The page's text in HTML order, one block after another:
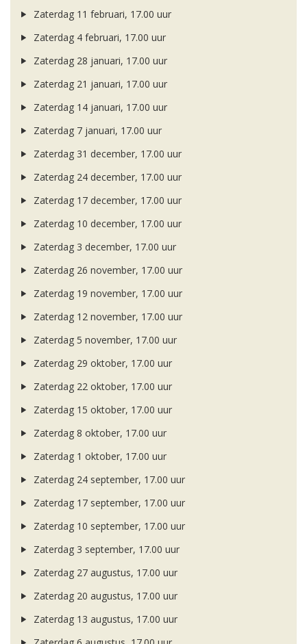
Zaterdag 11 februari, 17.00 uur
Zaterdag 4 februari, 17.00 uur
Zaterdag 28 januari, 17.00 uur
Zaterdag 21 januari, 17.00 uur
Zaterdag 14 januari, 17.00 uur
Zaterdag 7 januari, 17.00 uur
Zaterdag 31 december, 17.00 uur
Zaterdag 24 december, 17.00 uur
Zaterdag 17 december, 17.00 uur
Zaterdag 10 december, 17.00 uur
Zaterdag 3 december, 17.00 uur
Zaterdag 26 november, 17.00 uur
Zaterdag 19 november, 17.00 uur
Zaterdag 12 november, 17.00 uur
Zaterdag 5 november, 17.00 uur
Zaterdag 29 oktober, 17.00 uur
Zaterdag 22 oktober, 17.00 uur
Zaterdag 15 oktober, 17.00 uur
Zaterdag 8 oktober, 17.00 uur
Zaterdag 1 oktober, 17.00 uur
Zaterdag 24 september, 17.00 uur
Zaterdag 17 september, 17.00 uur
Zaterdag 10 september, 17.00 uur
Zaterdag 3 september, 17.00 uur
Zaterdag 27 augustus, 17.00 uur
Zaterdag 20 augustus, 17.00 uur
Zaterdag 13 augustus, 17.00 uur